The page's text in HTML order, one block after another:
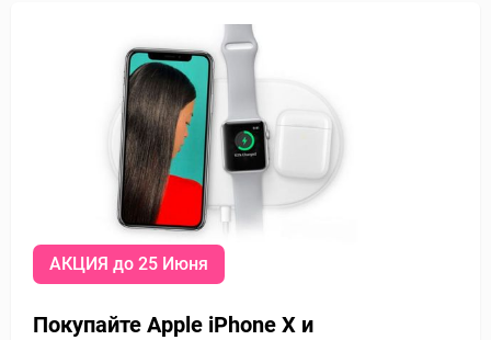
АКЦИЯ до 25 Июня
Покупайте Apple iPhone X и